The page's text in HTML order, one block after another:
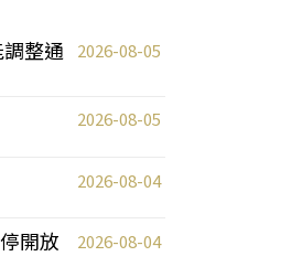
整通
2026-08-05
2026-08-05
2026-08-04
開放
2026-08-04